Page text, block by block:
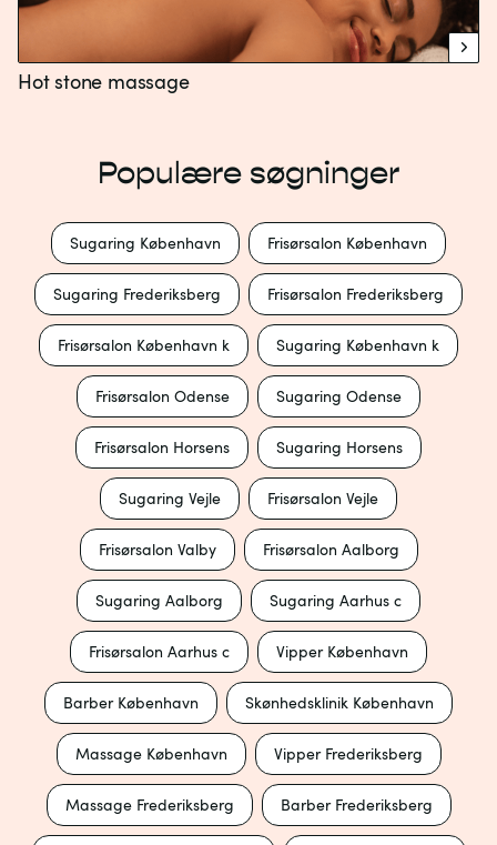
Hot stone massage
Populære søgninger
Sugaring København Frisørsalon København
Sugaring Frederiksberg Frisørsalon Frederiksberg
Frisørsalon København k Sugaring København k
Frisørsalon Odense Sugaring Odense
Frisørsalon Horsens Sugaring Horsens
Sugaring Vejle Frisørsalon Vejle
Frisørsalon Valby Frisørsalon Aalborg
Sugaring Aalborg Sugaring Aarhus c
Frisørsalon Aarhus c Vipper København
Barber København Skønhedsklinik København
Massage København Vipper Frederiksberg
Massage Frederiksberg Barber Frederiksberg